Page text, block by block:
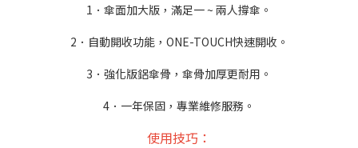
1．傘面加大版，滿足一 ~ 兩人撐傘。
2．自動開收功能，ONE-TOUCH快速開收。
3．強化版鋁傘骨，傘骨加厚更耐用。
4．一年保固，專業維修服務。
使用技巧：